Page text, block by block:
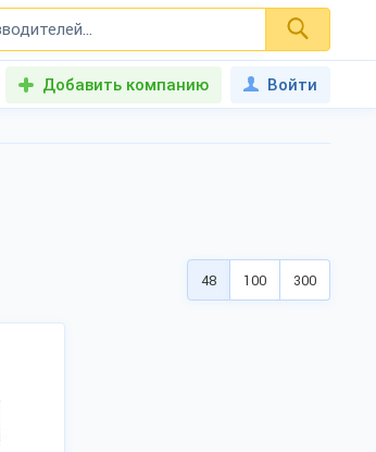
Добавить компанию Войти
48 100 300